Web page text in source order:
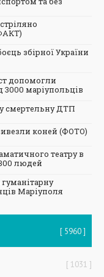
збірної України
допомогли
3000 маріупольців
смертельну ДТП
коней (ФОТО)
театру в
людей
Маріуполя
5960
1031